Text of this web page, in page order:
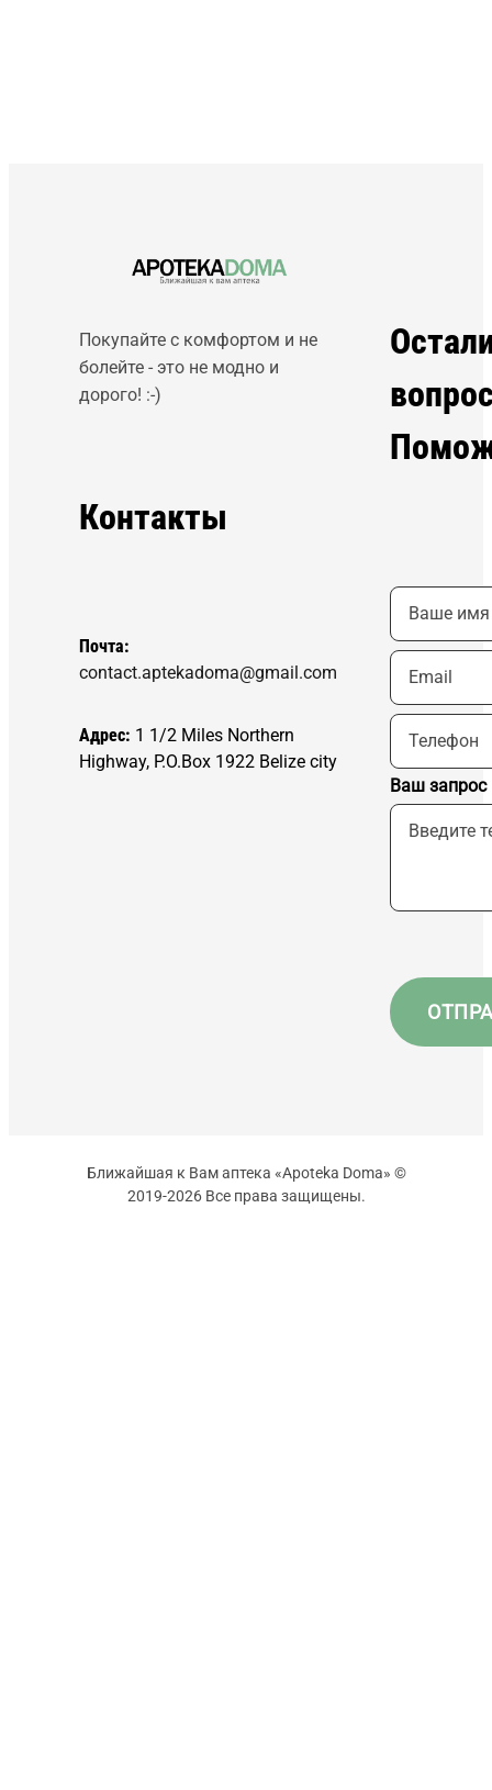
Покупайте с комфортом и не
болейте - это не модно и
дорого! :-)
Контакты
Почта:
contact.aptekadoma@gmail.com
Адрес: 1 1/2 Miles Northern
Highway, P.O.Box 1922 Belize city
Ваш запрос
Ближайшая к Вам аптека «Apoteka Doma» ©
2019-2026 Все права защищены.